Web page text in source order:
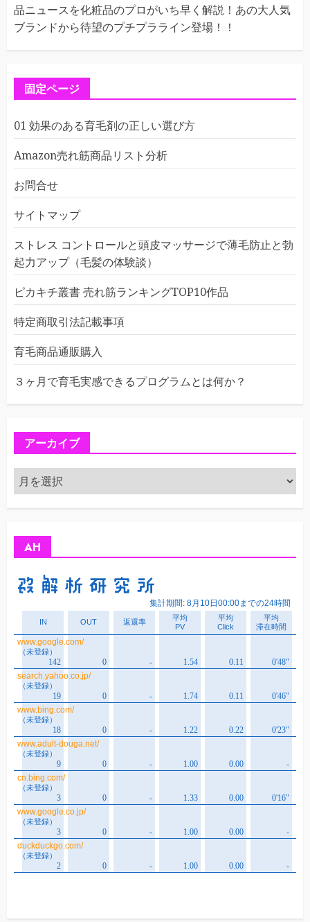
品ニュースを化粧品のプロがいち早く解説！あの大人気
ブランドから待望のプチプラライン登場！！
固定ページ
01 効果のある育毛剤の正しい選び方
Amazon売れ筋商品リスト分析
お問合せ
サイトマップ
ストレス コントロールと頭皮マッサージで薄毛防止と勃
起力アップ（毛髪の体験談）
ピカキチ叢書 売れ筋ランキングTOP10作品
特定商取引法記載事項
育毛商品通販購入
３ヶ月で育毛実感できるプログラムとは何か？
アーカイブ
ア
ー
カ
AH